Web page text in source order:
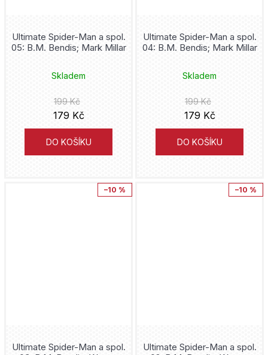
Ultimate Spider-Man a spol.
05: B.M. Bendis; Mark Millar
Skladem
199 Kč
179 Kč
DO KOŠÍKU
Ultimate Spider-Man a spol.
04: B.M. Bendis; Mark Millar
Skladem
199 Kč
179 Kč
DO KOŠÍKU
–10 %
Ultimate Spider-Man a spol.
–10 %
Ultimate Spider-Man a spol.